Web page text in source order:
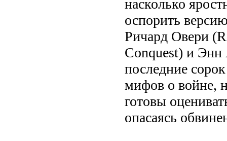
насколько
оспорить
Ричард Овери
Conquest) и Энн
последние
мифов о войне,
готовы
опасаясь